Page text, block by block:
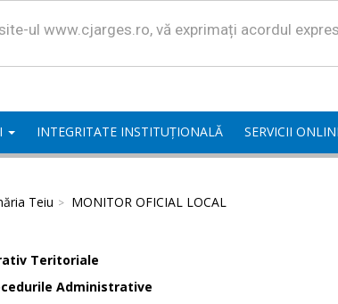
ul www.cjarges.ro, vă exprimați acordul
INTEGRITATE INSTITUȚIONALĂ SERVICII
Teiu MONITOR OFICIAL LOCAL
Teritoriale
Administrative